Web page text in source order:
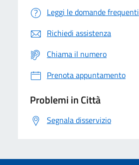
Leggi le domande frequenti
Richiedi assistenza
Chiama il numero
Prenota appuntamento
Problemi in Città
Segnala disservizio